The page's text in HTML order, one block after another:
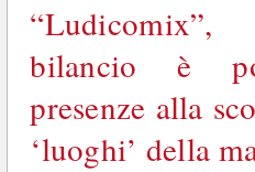
bilancio è
presenze alla
‘luoghi’ della